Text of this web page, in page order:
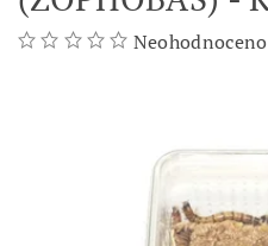
Neohodnoceno